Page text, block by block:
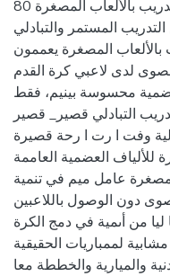
80 لاعبين لعينة التدريب بالألعاب المصغرة(.
المستمر والتبادلي
المصغرة يعممون
لدى لاعبي كرة القدم
محسوسة بينيم، فقط
التبادلي قصير_ قصير
وفت ا رت ا رحة قصيرة
للألياف العضمية العاممة.
عامل ميم في تنمية
دون الوصول باللاعبين
ليا من أىمية في دمج الكرة
لممباريات الحقيقية
والميارية والخططة معا